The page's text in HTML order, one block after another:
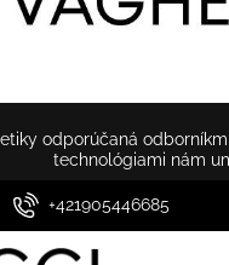
odporúčaná
technológiami nám
+421905446685